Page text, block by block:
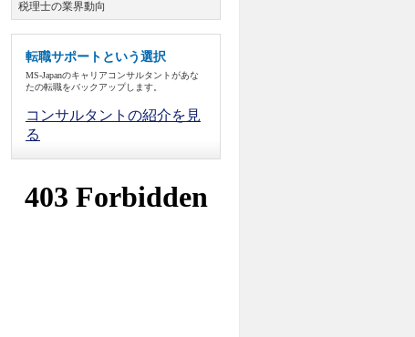
税理士の業界動向
転職サポートという選択
MS-Japanのキャリアコンサルタントがあな
たの転職をバックアップします。
コンサルタントの紹介を見
る